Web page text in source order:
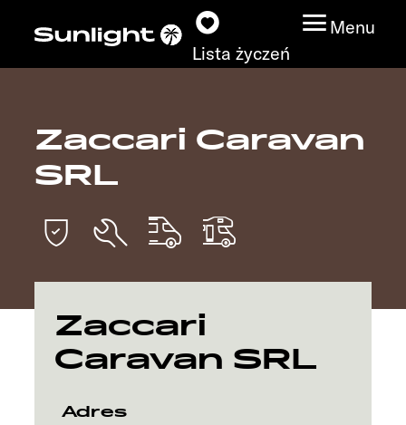
Lista życzeń
Menu
Modele
pojazdów
Badać
Zaccari Caravan
SRL
Zaccari
Caravan SRL
Adres